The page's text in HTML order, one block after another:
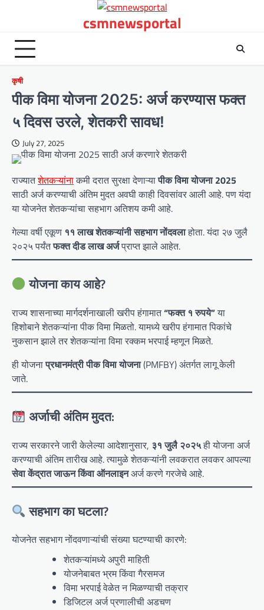
csmnewsportal
कृषी
पीक विमा योजना 2025: अर्ज करण्यास फक्त
५ दिवस उरले, शेतकरी सावध!
July 27, 2025
राज्यातशेतकऱ्यांनाकमी दरात सुरक्षा देणाऱ्यापीक विमा योजना 2025
साठी अर्ज करण्याची अंतिम मुदत अवघी काही दिवसांवर आली आहे. पण यंदा
या योजनेत शेतकऱ्यांचा सहभाग अतिशय कमी आहे.
गेल्या वर्षी एकूण ११ लाख शेतकऱ्यांनी सहभाग नोंदवलाहोता. यंदा २७ जुलै
२०२५ पर्यंतफक्त दीड लाख अर्जप्राप्त झाले आहेत.
योजना काय आहे?
राज्य शासनाच्या मार्गदर्शनाखाली खरीप हंगामात“फक्त १ रुपये”या
हिशोबाने शेतकऱ्यांना पीक विमा मिळतो. यामध्ये खरीप हंगामात पिकांचे
नुकसान झाले तर शेतकऱ्यांना विमा रक्कम भरपाई म्हणून मिळते.
ही योजनाप्रधानमंत्री पीक विमा योजना(PMFBY) अंतर्गत लागू केली
जाते.
अर्जाची अंतिम मुदत:
राज्य सरकारने जारी केलेल्या आदेशानुसार, ३१ जुलै २०२५ही योजना अर्ज
करण्याची अंतिम तारीख आहे. त्यामुळे शेतकऱ्यांनी लवकरात लवकर आपल्या
सेवा केंद्रात जाऊन किंवा ऑनलाइनअर्ज करणे गरजेचे आहे.
सहभाग का घटला?
योजनेत सहभाग नोंदवणाऱ्यांची संख्या घटण्याची कारणे:
शेतकऱ्यांमध्ये अपुरी माहिती
योजनेबाबत भ्रम किंवा गैरसमज
विमा भरपाई वेळेत न मिळण्याची तक्रार
डिजिटल अर्ज प्रणालीची अडचण